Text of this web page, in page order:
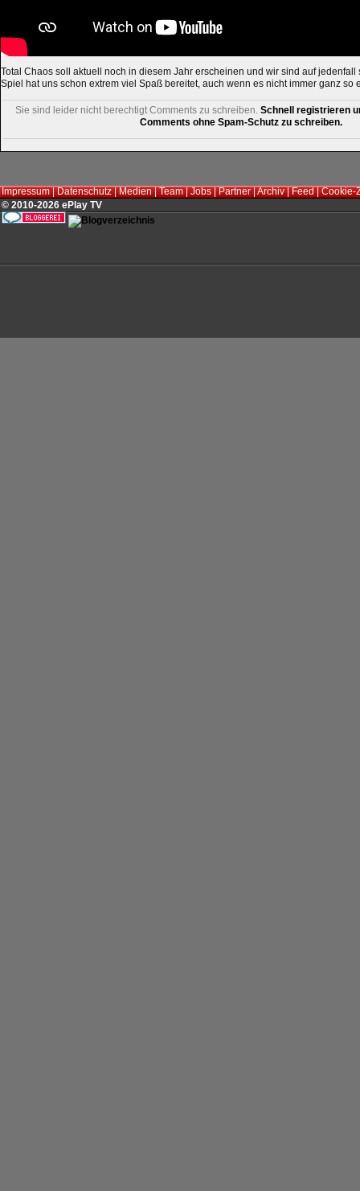
Total Chaos soll aktuell noch in diesem Jahr erscheinen und wir sind auf jedenfall
Spiel hat uns schon extrem viel Spaß bereitet, auch wenn es nicht immer ganz so
Sie sind leider nicht berechtigt Comments zu schreiben. Schnell registrieren
Comments ohne Spam-Schutz zu schreiben.
Impressum|Datenschutz|Medien|Team|Jobs|Partner|Archiv|Feed|Cookie-
© 2010-2026 ePlay TV